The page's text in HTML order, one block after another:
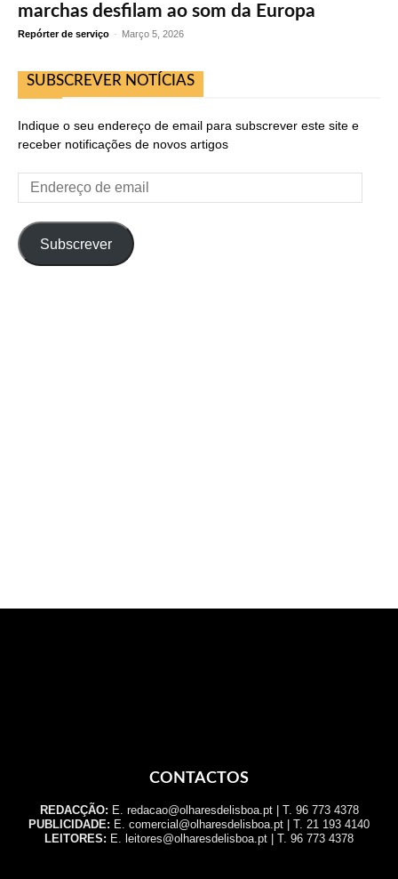
marchas desfilam ao som da Europa
Repórter de serviço - Março 5, 2026
SUBSCREVER NOTÍCIAS
Indique o seu endereço de email para subscrever este site e
receber notificações de novos artigos
Endereço
de
email
Subscrever
CONTACTOS
REDACÇÃO: E. redacao@olharesdelisboa.pt | T. 96 773 4378
PUBLICIDADE: E. comercial@olharesdelisboa.pt | T. 21 193 4140
LEITORES: E. leitores@olharesdelisboa.pt | T. 96 773 4378